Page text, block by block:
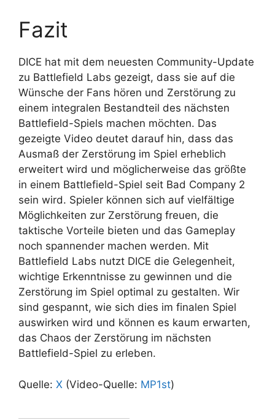
Fazit
DICE hat mit dem neuesten Community-Update
zu Battlefield Labs gezeigt, dass sie auf die
Wünsche der Fans hören und Zerstörung zu
einem integralen Bestandteil des nächsten
Battlefield-Spiels machen möchten. Das
gezeigte Video deutet darauf hin, dass das
Ausmaß der Zerstörung im Spiel erheblich
erweitert wird und möglicherweise das größte
in einem Battlefield-Spiel seit Bad Company 2
sein wird. Spieler können sich auf vielfältige
Möglichkeiten zur Zerstörung freuen, die
taktische Vorteile bieten und das Gameplay
noch spannender machen werden. Mit
Battlefield Labs nutzt DICE die Gelegenheit,
wichtige Erkenntnisse zu gewinnen und die
Zerstörung im Spiel optimal zu gestalten. Wir
sind gespannt, wie sich dies im finalen Spiel
auswirken wird und können es kaum erwarten,
das Chaos der Zerstörung im nächsten
Battlefield-Spiel zu erleben.
Quelle: X (Video-Quelle: MP1st)